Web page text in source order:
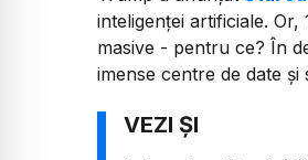
inteligenței artificiale.
masive - pentru ce? În
imense centre de date și